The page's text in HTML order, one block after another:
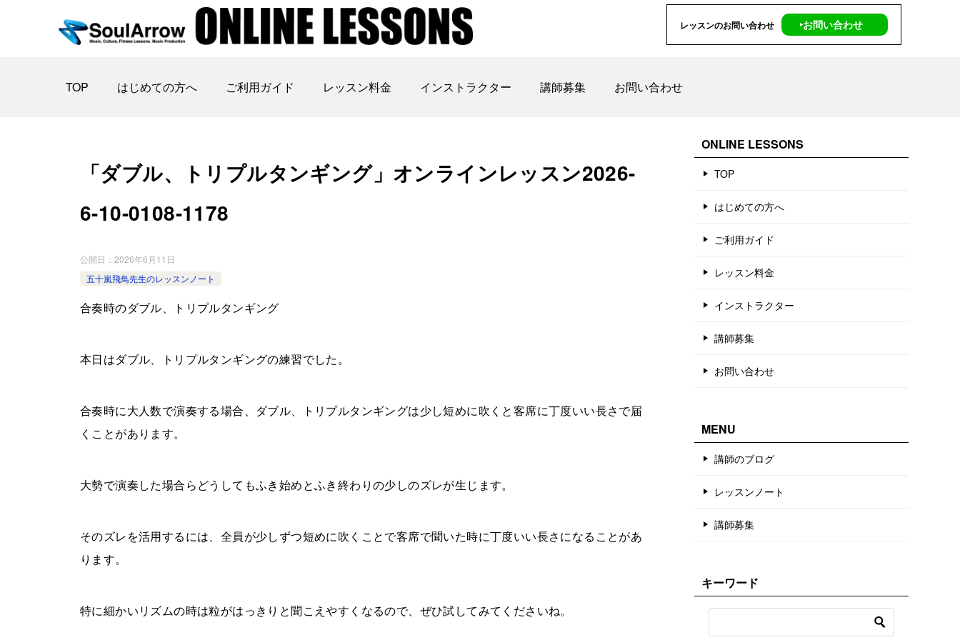
レッスンのお問い合わせ ‣お問い合わせ
TOP はじめての方へ ご利用ガイド レッスン料金 インストラクター 講師募集 お問い合わせ
「ダブル、トリプルタンギング」オンラインレッスン2026-
6-10-0108-1178
公開日： 2026年6月11日
五十嵐飛鳥先生のレッスンノート
合奏時のダブル、トリプルタンギング
本日はダブル、トリプルタンギングの練習でした。
合奏時に大人数で演奏する場合、ダブル、トリプルタンギングは少し短めに吹くと客席に丁度いい長さで届
くことがあります。
大勢で演奏した場合らどうしてもふき始めとふき終わりの少しのズレが生じます。
そのズレを活用するには、全員が少しずつ短めに吹くことで客席で聞いた時に丁度いい長さになることがあ
ります。
特に細かいリズムの時は粒がはっきりと聞こえやすくなるので、ぜひ試してみてくださいね。
ONLINE LESSONS
TOP
はじめての方へ
ご利用ガイド
レッスン料金
インストラクター
講師募集
お問い合わせ
MENU
講師のブログ
レッスンノート
講師募集
キーワード